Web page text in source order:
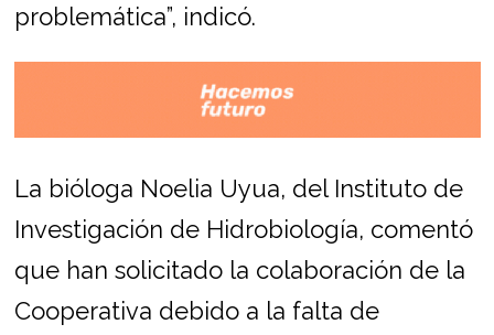
problemática”, indicó.
La bióloga Noelia Uyua, del Instituto de
Investigación de Hidrobiología, comentó
que han solicitado la colaboración de la
Cooperativa debido a la falta de